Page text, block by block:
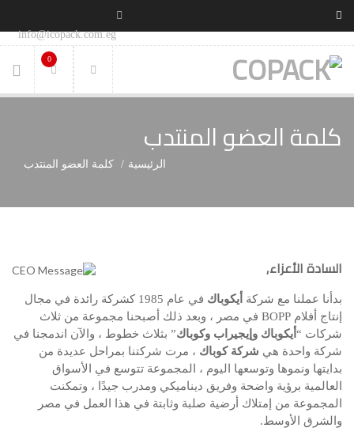
info@icopack.com.eg
0
كلمة العضو المنتدب
الرئيسية كلمة العضو المنتدب
السادة الأعزاء,
بدأنا عملنا مع شركة أيكوباك
في عام 1985 كشركة رائدة في مجال
إنتاج أفلام BOPP في مصر ، وبعد ذلك أصبحنا مجموعة من ثلاث
شركات “ أيكوباك وإيجيراب وكوباك” بثلاث خطوط ، والآن اندمجنا في
شركة واحدة هي شركة كوباك ، مرت شركتنا بمراحل عديدة من
بدايتها ونموها وتوسعها اليوم ، المجموعة تتوسع في الأسواق
العالمية برؤية واضحة وفريق ديناميكي ومدرب جيدًا ، وتمكنت
المجموعة من إمتلاك أرضية صلبة وثابتة في هذا العمل في مصر
والشرق الأوسط.